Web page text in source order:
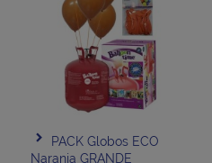
PACK Globos ECO
Naranja GRANDE